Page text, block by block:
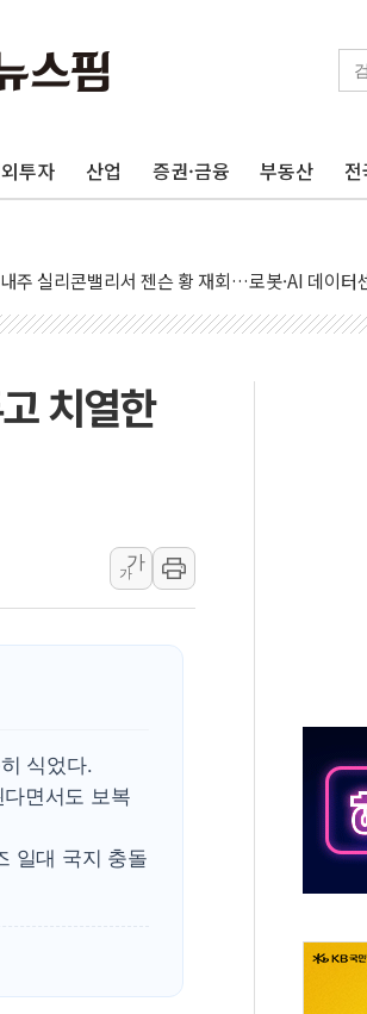
투자 산업 증권·금융 부동산
, 견조한 실적 소화하며 대부분 상승… "2분기
아 국방 "러, 우크라 드론으로 나토 회원국 공격
개장 전 특징주...모더나·아이온큐·도어대시↑
관 "영업이익 N% 성과급 반대…상법·자본시장
한 단거리 탄도미사일 발사에 긴급 안보 점검회의
만에 최고…美 고용 둔화·호르무즈 재개방 기대에
황제' 다이먼 "금융시장 레버리지 위험수위…숨은
염색공장서 화재 1명 중상…대응 1단계 진압 중
드론 전술, 중남미 콜롬비아에 새 안보 위기… 반군
, 독도 해상서 부유물 감긴 어선 구조
"오산기지 누출, 백린 아닌 무해한 표면 부식 물
산처리업체서 불 2시간30여분만에 진화...외국
치열한
가
가
식었다.
면서도 보복
일대 국지 충돌